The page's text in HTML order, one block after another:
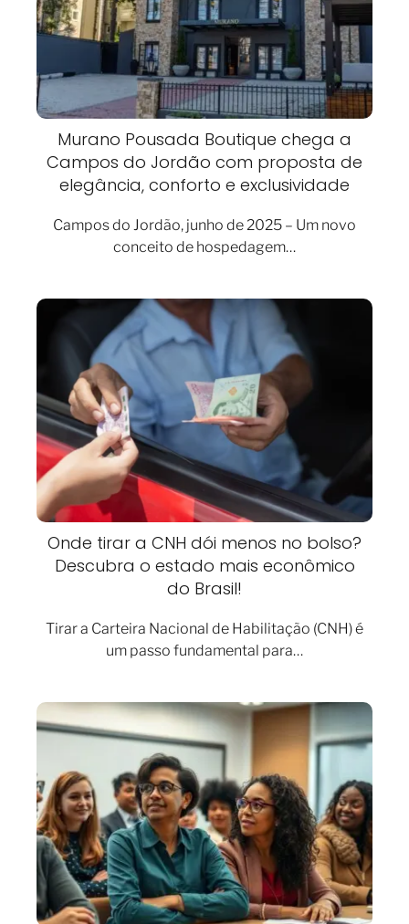
Murano Pousada Boutique chega a
Campos do Jordão com proposta de
elegância, conforto e exclusividade
Campos do Jordão, junho de 2025 – Um novo
conceito de hospedagem…
Onde tirar a CNH dói menos no bolso?
Descubra o estado mais econômico
do Brasil!
Tirar a Carteira Nacional de Habilitação (CNH) é
um passo fundamental para…